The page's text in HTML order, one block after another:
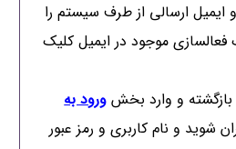
ایمیل ارسالی از طرف سیستم را
موجود در ایمیل کلیک
ورود به
شوید و نام کاربری و رمز عبور